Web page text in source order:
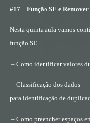
#17 – Função SE e
Nesta quinta aula vamos
função SE.
– Como identificar valores
– Classificação dos dados
para identificação de
– Como preencher espaços